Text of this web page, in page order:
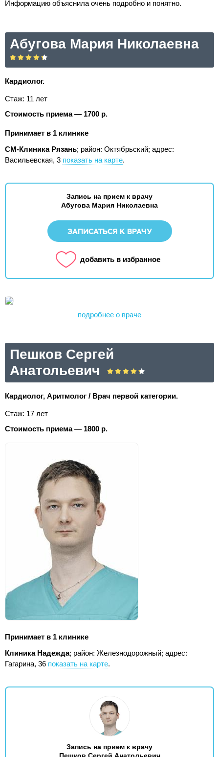
Информацию объяснила очень подробно и понятно.
Абугова Мария Николаевна
Кардиолог.
Стаж: 11 лет
Стоимость приема — 1700 р.
Принимает в 1 клинике
СМ-Клиника Рязань; район: Октябрьский; адрес:
Васильевская, 3 показать на карте.
Запись на прием к врачу
Абугова Мария Николаевна
ЗАПИСАТЬСЯ К ВРАЧУ
добавить в избранное
подробнее о враче
Пешков Сергей
Анатольевич
Кардиолог, Аритмолог / Врач первой категории.
Стаж: 17 лет
Стоимость приема — 1800 р.
Принимает в 1 клинике
Клиника Надежда; район: Железнодорожный; адрес:
Гагарина, 36 показать на карте.
Запись на прием к врачу